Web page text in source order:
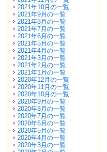
2021年10月の一覧
2021年9月の一覧
2021年8月の一覧
2021年7月の一覧
2021年6月の一覧
2021年5月の一覧
2021年4月の一覧
2021年3月の一覧
2021年2月の一覧
2021年1月の一覧
2020年12月の一覧
2020年11月の一覧
2020年10月の一覧
2020年9月の一覧
2020年8月の一覧
2020年7月の一覧
2020年6月の一覧
2020年5月の一覧
2020年4月の一覧
2020年3月の一覧